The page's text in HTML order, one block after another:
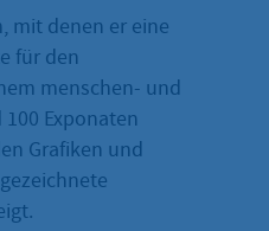
mit denen er eine
für den
menschen- und
Exponaten
Grafiken und